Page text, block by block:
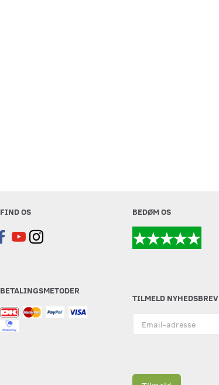
FIND OS
BETALINGSMETODER
BEDØM OS
TILMELD NYHEDSBREV
adresse